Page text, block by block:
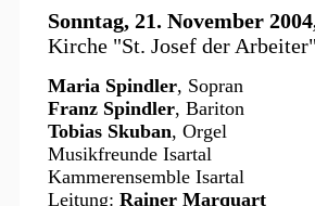
Sonntag, 21. November
Kirche "St. Josef der
Maria Spindler, Sopran
Franz Spindler, Bariton
Tobias Skuban, Orgel
Musikfreunde Isartal
Kammerensemble Isartal
Leitung: Rainer Marquart